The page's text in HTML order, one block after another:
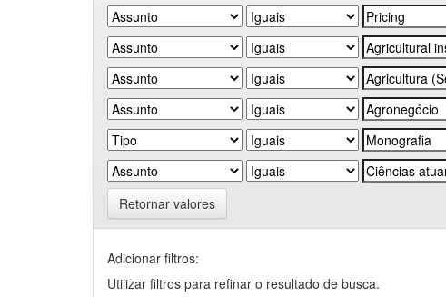
Retornar valores
Adicionar filtros:
Utilizar filtros para refinar o resultado de busca.